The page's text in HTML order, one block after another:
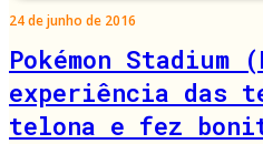
24 de junho de 2016
Pokémon Stadium
experiência das
telona e fez